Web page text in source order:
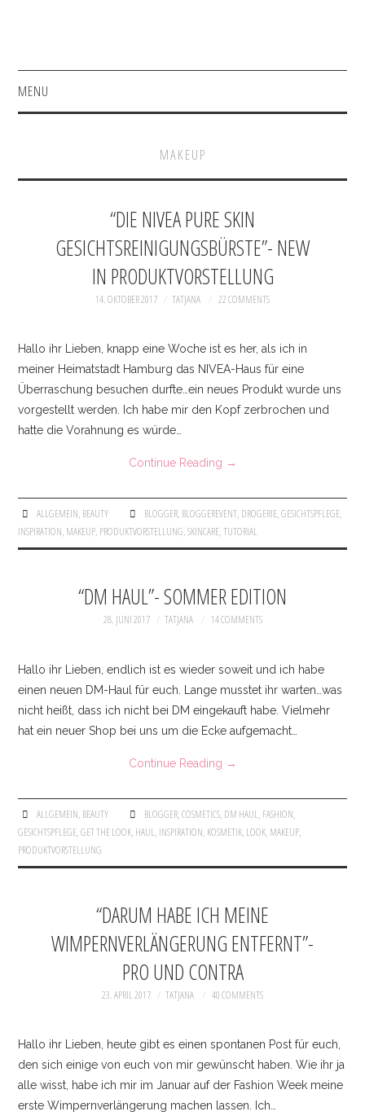
MENU
SHOP
ACCESSOIRES
BEAUTY
DRESSES & ONESIES
INTERIOR
JEWELLERY
KNITWEAR
PANTS & DENIM
SHOES
SHIRTS & BLOUSES
INSTAGRAM
FACEBOOK
MAKEUP
“DIE NIVEA PURE SKIN
GESICHTSREINIGUNGSBÜRSTE”- NEW
IN PRODUKTVORSTELLUNG
14. OKTOBER 2017 TATJANA 22 COMMENTS
Hallo ihr Lieben, knapp eine Woche ist es her, als ich in
meiner Heimatstadt Hamburg das NIVEA-Haus für eine
Überraschung besuchen durfte…ein neues Produkt wurde uns
vorgestellt werden. Ich habe mir den Kopf zerbrochen und
hatte die Vorahnung es würde…
Continue Reading →
ALLGEMEIN, BEAUTY BLOGGER, BLOGGEREVENT, DROGERIE,GESICHTSPFLEGE,
INSPIRATION, MAKEUP, PRODUKTVORSTELLUNG,SKINCARE,TUTORIAL
“DM HAUL”- SOMMER EDITION
28. JUNI 2017 TATJANA 14 COMMENTS
Hallo ihr Lieben, endlich ist es wieder soweit und ich habe
einen neuen DM-Haul für euch. Lange musstet ihr warten…was
nicht heißt, dass ich nicht bei DM eingekauft habe. Vielmehr
hat ein neuer Shop bei uns um die Ecke aufgemacht…
Continue Reading →
ALLGEMEIN, BEAUTY BLOGGER,COSMETICS, DM HAUL, FASHION,
GESICHTSPFLEGE,GET THE LOOK, HAUL, INSPIRATION, KOSMETIK, LOOK, MAKEUP,
PRODUKTVORSTELLUNG
“DARUM HABE ICH MEINE
WIMPERNVERLÄNGERUNG ENTFERNT”-
PRO UND CONTRA
23. APRIL 2017 TATJANA 40 COMMENTS
Hallo ihr Lieben, heute gibt es einen spontanen Post für euch,
den sich einige von euch von mir gewünscht haben. Wie ihr ja
alle wisst, habe ich mir im Januar auf der Fashion Week meine
erste Wimpernverlängerung machen lassen. Ich…